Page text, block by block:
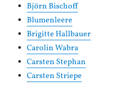
Björn Bischoff
Blumenleere
Brigitte Hallbauer
Carolin Wabra
Carsten Stephan
Carsten Striepe